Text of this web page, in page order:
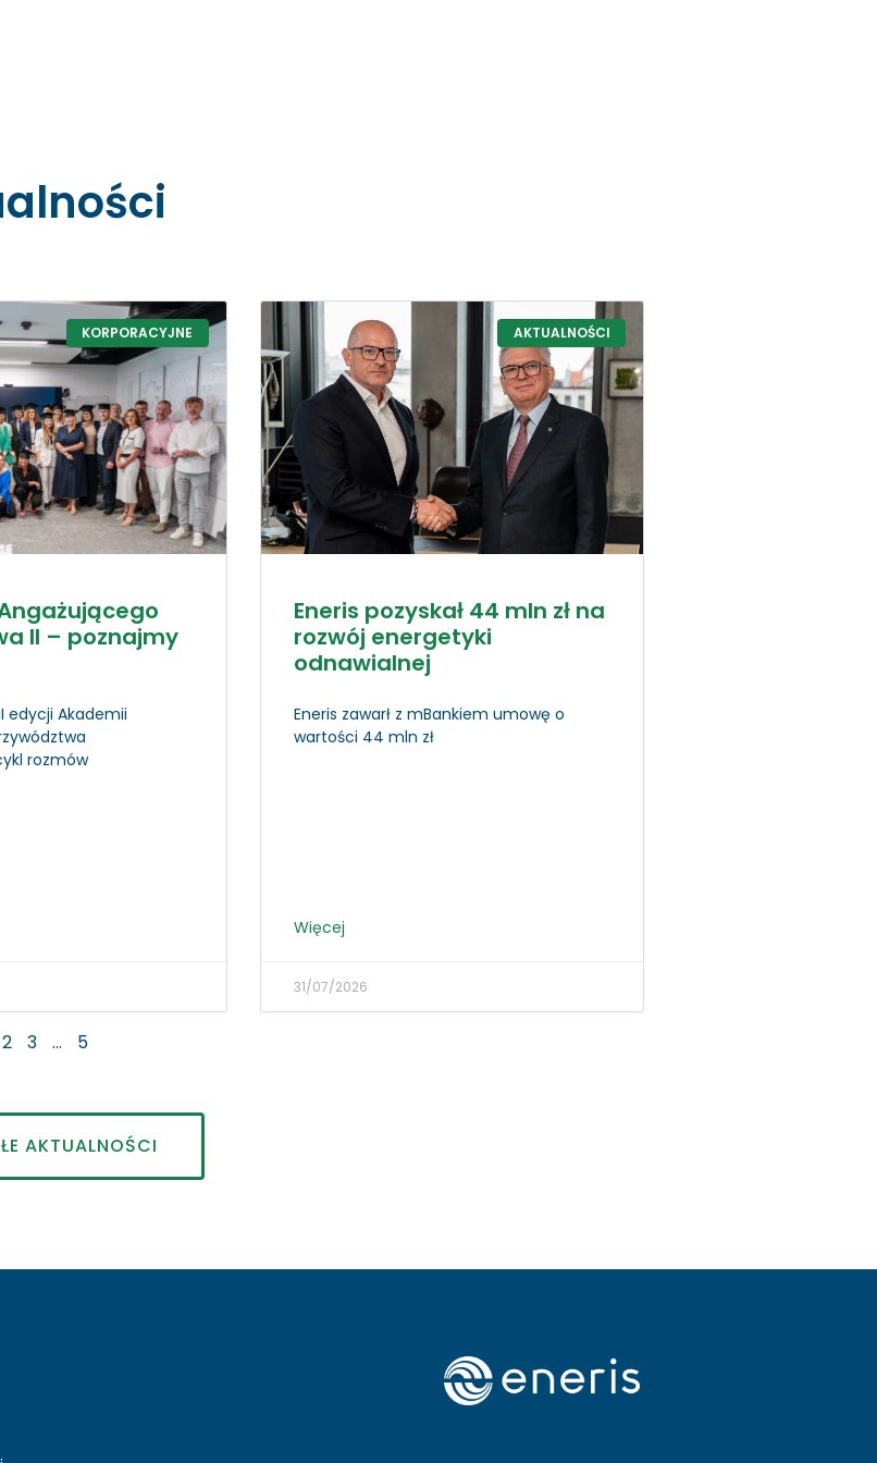
KORPORACYJNE
II – poznajmy
edycji Akademii
rozmów
AKTUALNOŚCI
Eneris pozyskał 44 mln zł na
rozwój energetyki
odnawialnej
Eneris zawarł z mBankiem umowę o
wartości 44 mln zł
Więcej
31/07/2026
2 3 … 5
AKTUALNOŚCI